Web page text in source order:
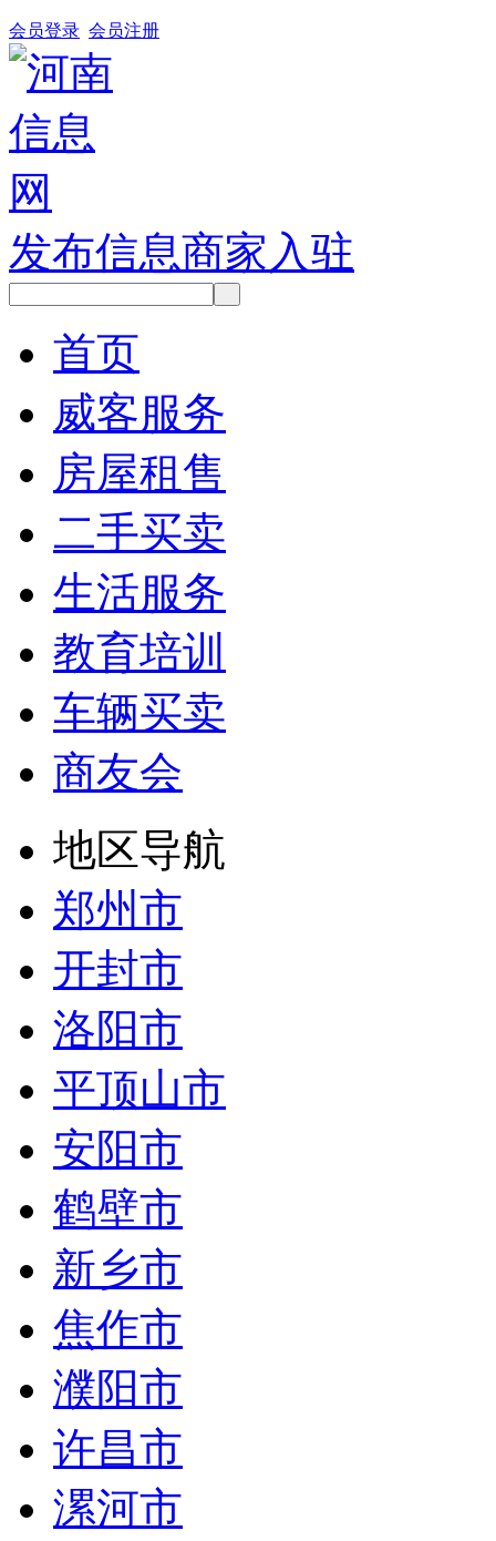
会员登录 会员注册
发布信息商家入驻
首页
威客服务
房屋租售
二手买卖
生活服务
教育培训
车辆买卖
商友会
地区导航
郑州市
开封市
洛阳市
平顶山市
安阳市
鹤壁市
新乡市
焦作市
濮阳市
许昌市
漯河市